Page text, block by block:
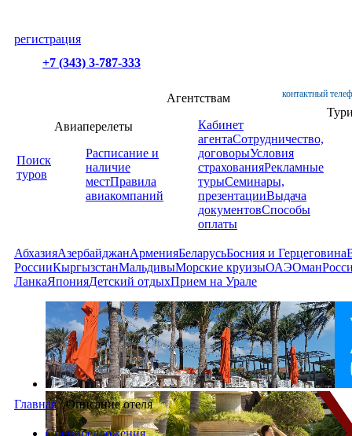
регистрация
+7 (343) 3-787-333
контактный
Поиск
туров
Авиаперелеты
Расписание и
наличие
местПравила
авиакомпаний
Агентствам
Кабинет
агентаСотрудничество,
договорыУсловия
страхованияРекламные
турыСеминары,
презентацииВыдача
документовСпособы
оплаты
АбхазияАзербайджанАрменияБеларусьБосния и Герцеговина
РоссииКыргызстанМальдивыМорские круизыОАЭОман
ЛанкаЯпонияДетский отдыхПрием на Урале
Главная /Описание отеля
Спецпредложения